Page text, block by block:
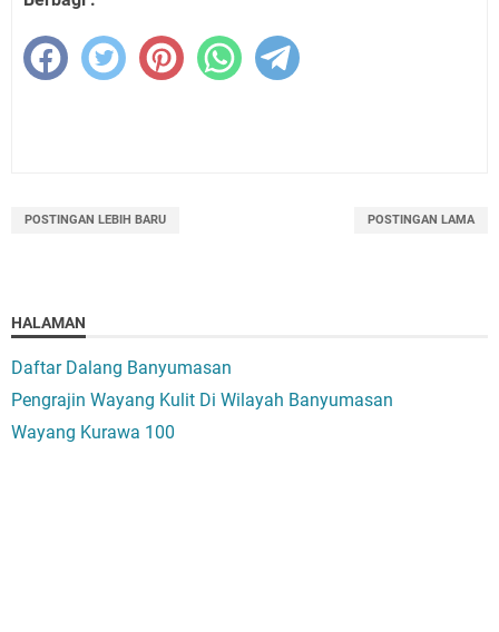
POSTINGAN LEBIH BARU POSTINGAN LAMA
HALAMAN
Daftar Dalang Banyumasan
Pengrajin Wayang Kulit Di Wilayah Banyumasan
Wayang Kurawa 100